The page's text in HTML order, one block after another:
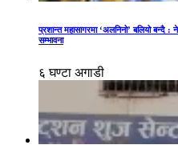
प्रशान्त महासागरमा ‘अलनिनो’ बलियो बन्दै
सम्भावना
६ घण्टा अगाडी